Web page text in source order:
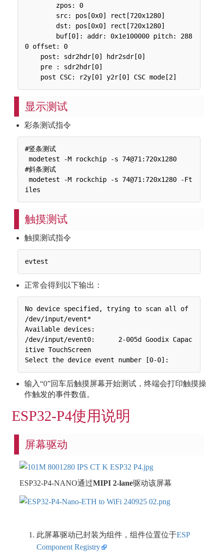
0 offset: 0
显示测试
彩条测试指令
#竖条测试
#斜条测试
触摸测试
触摸测试指令
正常会得到以下输出：
No device specified, trying to scan all of
/dev/input/event*
Available devices:
/dev/input/event0:      2-005d Goodix Capac
itive TouchScreen
输入“0”回车后触摸屏幕开始测试，终端会打印触摸操
作触发的事件数值。
ESP32-P4使用说明
屏幕驱动
ESP32-P4-NANO通过MIPI 2-lane驱动该屏幕
此屏幕驱动已封装为组件，组件位置位于ESP
Component Registry